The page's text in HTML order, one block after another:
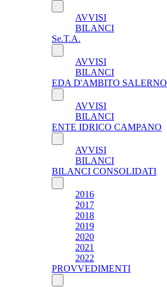
AVVISI
BILANCI
Se.T.A.
AVVISI
BILANCI
EDA D'AMBITO SALERNO
AVVISI
BILANCI
ENTE IDRICO CAMPANO
AVVISI
BILANCI
BILANCI CONSOLIDATI
2016
2017
2018
2019
2020
2021
2022
PROVVEDIMENTI